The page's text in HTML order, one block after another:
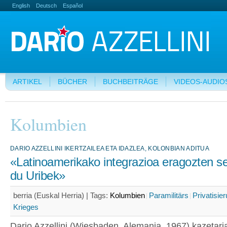
English Deutsch Español
ARTIKEL BÜCHER BUCHBEITRÄGE VIDEOS-
Kolumbien
DARIO AZZELLINI IKERTZAILEA ETA IDAZLEA, KOLONBIAN ADITUA
«Latinoamerikako integrazioa eragozten
du Uribek»
berria (Euskal Herria) | Tags: Kolumbien Paramilitärs
Krieges